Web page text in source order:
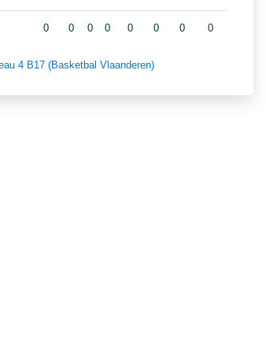
0 0 0 0 0 0 0 0
4 B17 (Basketbal Vlaanderen)